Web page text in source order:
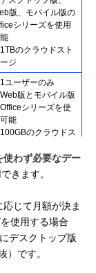
版、モバイル版の
シリーズを使用
1TBのクラウドスト
ジ
1ユーザーのみ
Web版とモバイル版
シリーズを使
能
100GBのクラウドス
使わず必要なデー
きます。
じて月額が決ま
使用する場合
デスクトップ版
）です。